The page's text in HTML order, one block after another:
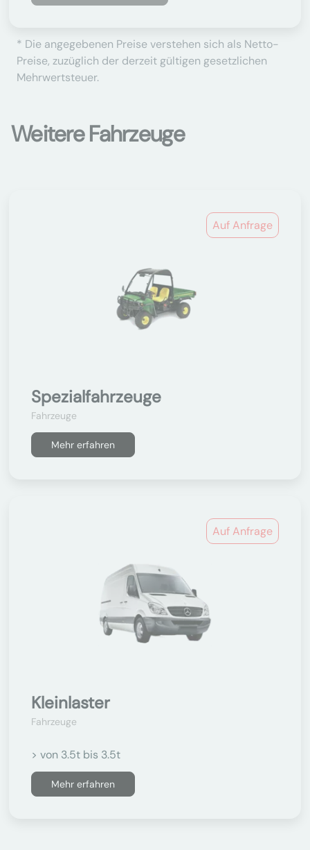
* Die angegebenen Preise verstehen sich als Netto-
Preise, zuzüglich der derzeit gültigen gesetzlichen
Mehrwertsteuer.
Weitere Fahrzeuge
Auf Anfrage
Spezialfahrzeuge
Fahrzeuge
Mehr erfahren
Auf Anfrage
Kleinlaster
Fahrzeuge
> von 3.5t bis 3.5t
Mehr erfahren